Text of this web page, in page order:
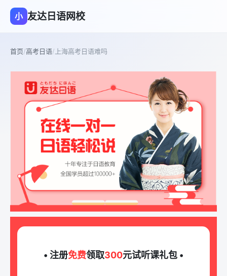
小 友达日语网校
首页/高考日语/ 上海高考日语难吗
• 注册免费领取300元试听课礼包 •